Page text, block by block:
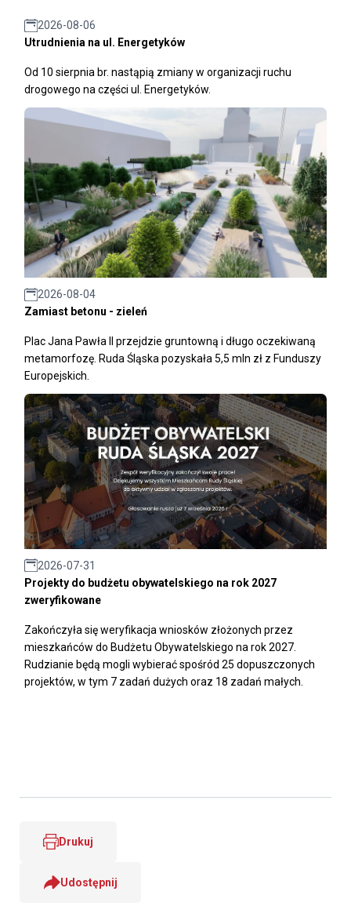
2026-08-06
Utrudnienia na ul. Energetyków
Od 10 sierpnia br. nastąpią zmiany w organizacji ruchu
drogowego na części ul. Energetyków.
2026-08-04
Zamiast betonu - zieleń
Plac Jana Pawła II przejdzie gruntowną i długo oczekiwaną
metamorfozę. Ruda Śląska pozyskała 5,5 mln zł z Funduszy
Europejskich.
2026-07-31
Projekty do budżetu obywatelskiego na rok 2027
zweryfikowane
Zakończyła się weryfikacja wniosków złożonych przez
mieszkańców do Budżetu Obywatelskiego na rok 2027.
Rudzianie będą mogli wybierać spośród 25 dopuszczonych
projektów, w tym 7 zadań dużych oraz 18 zadań małych.
Drukuj
Udostępnij